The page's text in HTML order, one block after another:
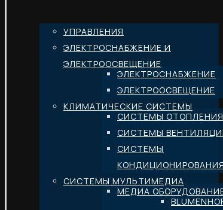
УПРАВЛЕНИЯ
ЭЛЕКТРОСНАБЖЕНИЕ И
ЭЛЕКТРООСВЕЩЕНИЕ
ЭЛЕКТРОСНАБЖЕНИЕ
ЭЛЕКТРООСВЕЩЕНИЕ
КЛИМАТИЧЕСКИЕ СИСТЕМЫ
СИСТЕМЫ ОТОПЛЕНИЯ
СИСТЕМЫ
СИСТЕМЫ
КОНДИЦИОНИРОВАНИЯ
СИСТЕМЫ МУЛЬТИМЕДИА
МЕДИА